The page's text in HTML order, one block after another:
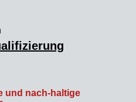
und nach-haltige